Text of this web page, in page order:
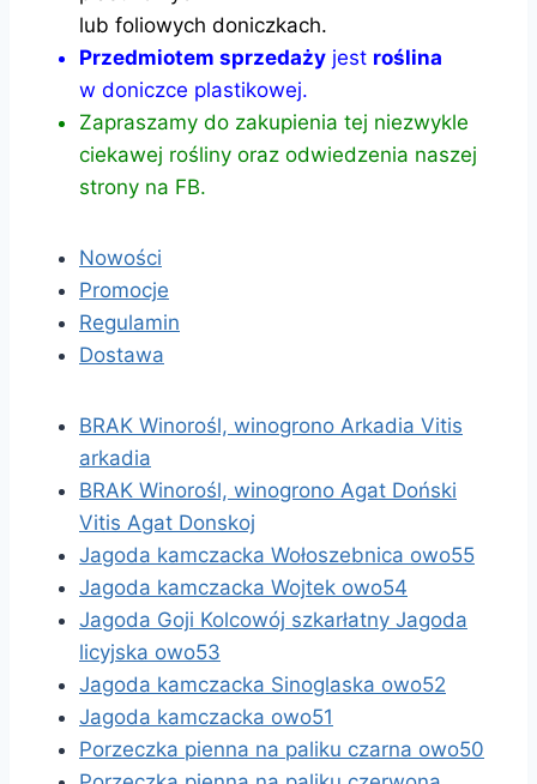
lub foliowych doniczkach.
Przedmiotem sprzedaży jest roślina
w doniczce plastikowej.
Zapraszamy do zakupienia tej niezwykle
ciekawej rośliny oraz odwiedzenia naszej
strony na FB.
Nowości
Promocje
Regulamin
Dostawa
BRAK Winorośl, winogrono Arkadia Vitis
arkadia
BRAK Winorośl, winogrono Agat Doński
Vitis Agat Donskoj
Jagoda kamczacka Wołoszebnica owo55
Jagoda kamczacka Wojtek owo54
Jagoda Goji Kolcowój szkarłatny Jagoda
licyjska owo53
Jagoda kamczacka Sinoglaska owo52
Jagoda kamczacka owo51
Porzeczka pienna na paliku czarna owo50